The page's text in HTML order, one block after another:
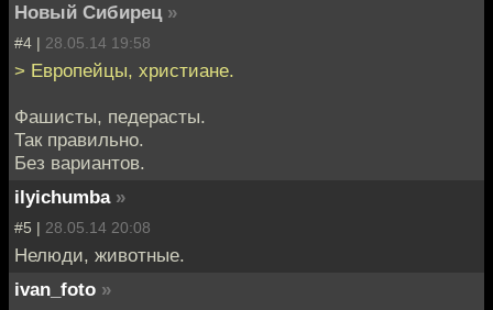
Новый Сибирец »
#4 | 28.05.14 19:58
> Европейцы, христиане.
Фашисты, педерасты.
Так правильно.
Без вариантов.
ilyichumba »
#5 | 28.05.14 20:08
Нелюди, животные.
ivan_foto »